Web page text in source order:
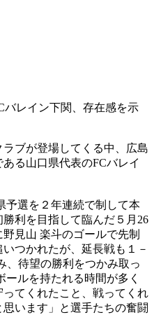
バレイン下関、存在感を示
ブが登場してくる中、広島
る山口県代表のFCバレイ
予選を２年連続で制して本
利を目指して臨んだ５月26
見山 楽斗のゴールで先制
つかれたが、延長戦も１－
、待望の勝利をつかみ取っ
ルを持たれる時間が多く
てくれたこと、戦ってくれ
います」と選手たちの奮闘